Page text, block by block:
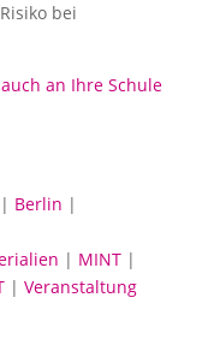
bei
an Ihre Schule
| Berlin |
| MINT |
| Veranstaltung